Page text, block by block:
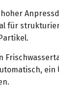
für
ein